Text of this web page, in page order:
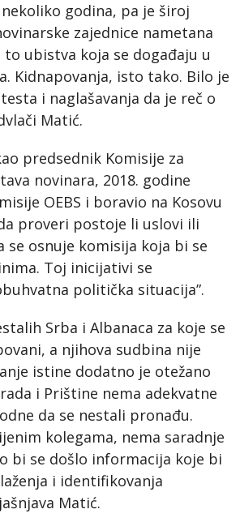
godina, pa je široj
zajednice nametana
to ubistva koja se događaju u
Kidnapovanja, isto tako. Bilo je
i naglašavanja da je reč o
Matić.
predsednik Komisije za
novinara, 2018. godine
OEBS i boravio na Kosovu
proveri postoje li uslovi ili
se osnuje komisija koja bi se
Toj inicijativi se
politička situacija”.
Srba i Albanaca za koje se
a njihova sudbina nije
istine dodatno je otežano
i Prištine nema adekvatne
da se nestali pronađu.
kolegama, nema saradnje
bi se došlo informacija koje bi
i identifikovanja
Matić.